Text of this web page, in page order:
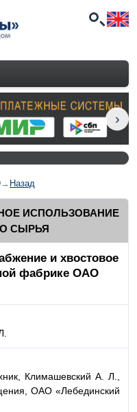
→ Назад
ИСПОЛЬЗОВАНИЕ
СЫРЬЯ
и хвостовое
фабрике ОАО
Климашевский А. Л.,
ОАО «Лебединский